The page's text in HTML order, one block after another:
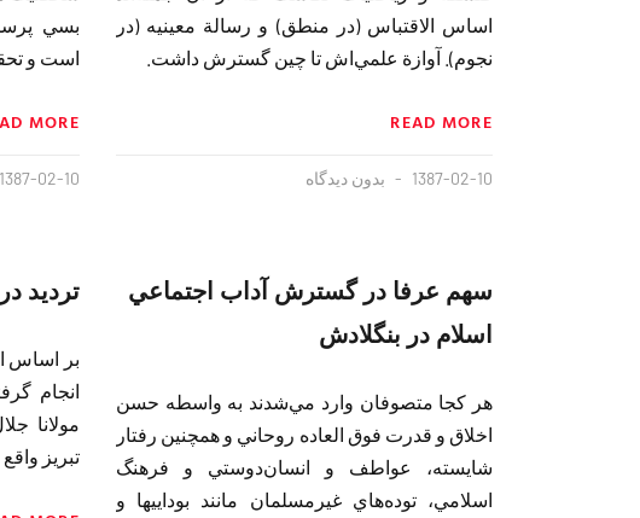
اساس الاقتباس (در منطق) و رسالة معينيه (در
نجوم). آوازة علمي‌اش تا چين گسترش داشت.
READ MORE
1387-02-10 بدون دیدگاه
بسي
است و
MORE
1387-02-10
سهم عرفا در گسترش آداب اجتماعي
اسلام در بنگلادش
هر كجا متصوفان وارد مي‌شدند به واسطه حسن
اخلاق و قدرت فوق العاده روحاني و همچنين رفتار
شايسته‌، عواطف و انسان‌دوستي و فرهنگ
اسلامي، توده‌هاي غيرمسلمان‌ مانند بوداييها و
تردید
بر اساس
انجام
مولانا
تبريز